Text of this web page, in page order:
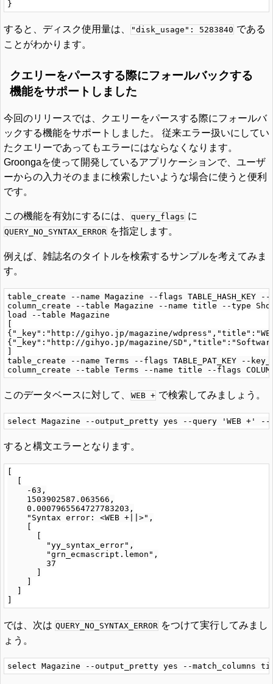
すると、ディスク使用量は、 "disk_usage": 5283840 である
ことがわかります。
クエリーをパースする際にフォールバックする
機能をサポートしました
今回のリリースでは、クエリーをパースする際にフォールバ
ックする機能をサポートしました。 従来エラー扱いにしてい
たクエリーであってもエラーにはならなくなります。
Groongaを使って開発しているアプリケーションで、ユーザ
ーからの入力そのままに検索したいような場合に使うと便利
です。
この機能を有効にするには、 query_flags に
QUERY_NO_SYNTAX_ERROR を指定します。
例えば、雑誌名のタイトルを検索するサンプルを考えてみま
す。
table_create --name Magazine --flags TABLE_HASH_KEY
column_create --table Magazine --name title --type
load --table Magazine
{"_key":"http://gihyo.jp/magazine/
{"_key":"http://gihyo.jp/magazine/
table_create --name Terms --flags TABLE_PAT_KEY --
このデータベースに対して、 WEB + で検索してみましょう。
すると構文エラーとなります。
    -63,
    1503902587.063566,
    0.0007965564727783203,
    "Syntax error: <WEB +||>",
        "yy_syntax_error",
        "grn_ecmascript.lemon",
        37
では、次は QUERY_NO_SYNTAX_ERROR をつけて実行してみまし
ょう。